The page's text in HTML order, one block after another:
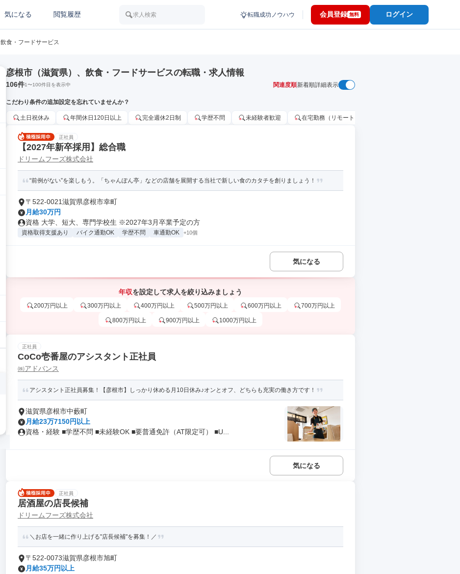
気になる 閲覧履歴 求人検索 転職成功ノウハウ 会員登録 無料 ログイン
飲食・フードサービス
彦根市（滋賀県）、飲食・フードサービスの転職・求人情報
106件1〜100件目を表示中 関連度順新着順詳細表示
こだわり条件の追加設定を忘れていませんか？
土日祝休み 年間休日120日以上 完全週休2日制 学歴不問 未経験者歓迎 在宅勤務（リモートワーク）OK
正社員
【2027年新卒採用】総合職
ドリームフーズ株式会社
“前例がない”を楽しもう。「ちゃんぽん亭」などの店舗を展開する当社で新しい食のカタチを創りましょう！
〒522-0021滋賀県彦根市幸町
月給30万円
資格 大学、短大、専門学校生 ※2027年3月卒業予定の方
資格取得支援あり バイク通勤OK 学歴不問 車通勤OK +10個
気になる
年収を設定して求人を絞り込みましょう
200万円以上 300万円以上 400万円以上 500万円以上 600万円以上 700万円以上
800万円以上 900万円以上 1000万円以上
正社員
CoCo壱番屋のアシスタント正社員
㈱アドバンス
アシスタント正社員募集！【彦根市】しっかり休める月10日休み♪オンとオフ、どちらも充実の働き方です！
滋賀県彦根市中藪町
月給23万7150円以上
資格・経験 ■学歴不問 ■未経験OK ■要普通免許（AT限定可） ■U...
気になる
正社員
居酒屋の店長候補
ドリームフーズ株式会社
＼お店を一緒に作り上げる"店長候補"を募集！／
〒522-0073滋賀県彦根市旭町
月給35万円以上